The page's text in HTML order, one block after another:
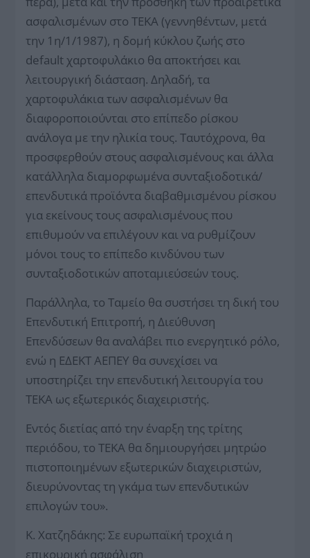
ασφαλισμένων στο ΤΕΚΑ (γεννηθέντων, μετά
την 1η/1/1987), η δομή κύκλου ζωής στο
default χαρτοφυλάκιο θα αποκτήσει και
λειτουργική διάσταση. Δηλαδή, τα
χαρτοφυλάκια των ασφαλισμένων θα
διαφοροποιούνται στο επίπεδο ρίσκου
ανάλογα με την ηλικία τους. Ταυτόχρονα, θα
προσφερθούν στους ασφαλισμένους και άλλα
κατάλληλα διαμορφωμένα συνταξιοδοτικά/
επενδυτικά προϊόντα διαβαθμισμένου ρίσκου
για εκείνους τους ασφαλισμένους που
επιθυμούν να επιλέγουν και να ρυθμίζουν
μόνοι τους το επίπεδο κινδύνου των
συνταξιοδοτικών αποταμιεύσεών τους.
Παράλληλα, το Ταμείο θα συστήσει τη δική του
Επενδυτική Επιτροπή, η Διεύθυνση
Επενδύσεων θα αναλάβει πιο ενεργητικό ρόλο,
ενώ η ΕΔΕΚΤ ΑΕΠΕΥ θα συνεχίσει να
υποστηρίζει την επενδυτική λειτουργία του
ΤΕΚΑ ως εξωτερικός διαχειριστής.
Εντός διετίας από την έναρξη της τρίτης
περιόδου, το ΤΕΚΑ θα δημιουργήσει μητρώο
πιστοποιημένων εξωτερικών διαχειριστών,
διευρύνοντας τη γκάμα των επενδυτικών
επιλογών του».
Κ. Χατζηδάκης: Σε ευρωπαϊκή τροχιά η
επικουρική ασφάλιση